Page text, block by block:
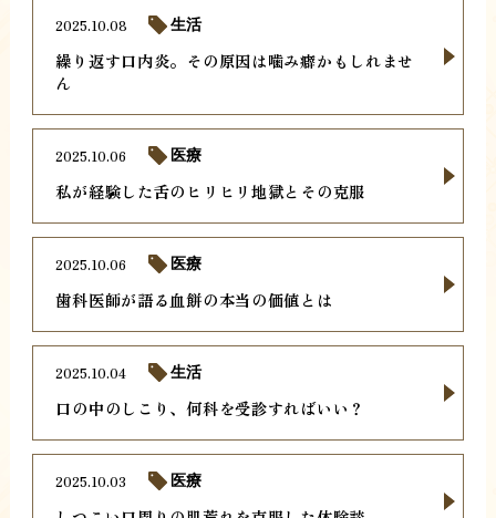
繰り返す口内炎。その原因は噛み癖かもしれませ
ん
2025.10.08 生活
私が経験した舌のヒリヒリ地獄とその克服
2025.10.06 医療
歯科医師が語る血餅の本当の価値とは
2025.10.06 医療
口の中のしこり、何科を受診すればいい？
2025.10.04 生活
2025.10.03 医療